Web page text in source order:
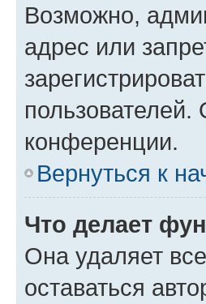
Возможно,
адрес или
конференции.
Вернуться к
Что делает
Она удаляет
оставаться